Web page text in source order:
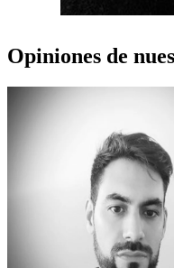
Opiniones de